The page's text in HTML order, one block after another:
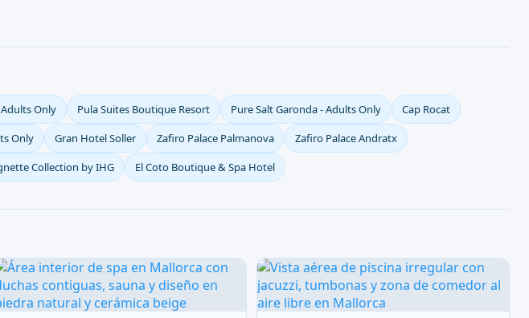
Only Pula Suites Boutique Resort Pure Salt Garonda - Adults Only
Cap Rocat
Only Gran Hotel Soller Zafiro Palace Palmanova
Zafiro Palace Andratx
Collection by IHG El Coto Boutique & Spa Hotel